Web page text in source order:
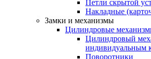
Петли скрытой
Накладные
Замки и механизмы
Цилиндровые
Цилиндровый
индивидуальным
Поворотники